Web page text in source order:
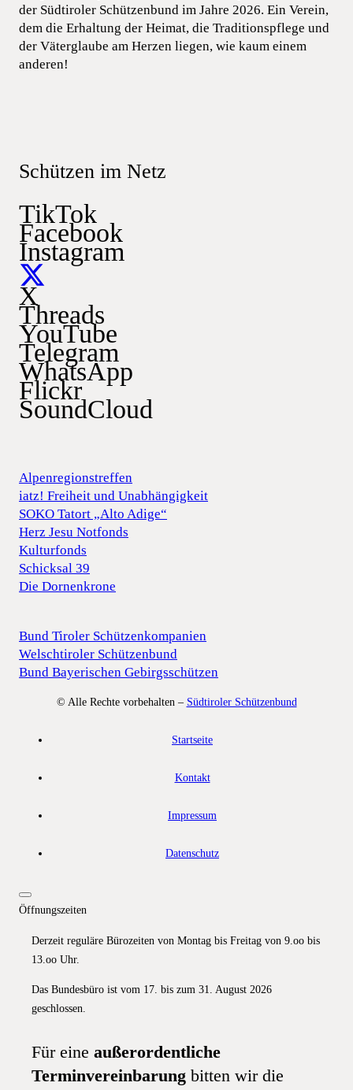
der Südtiroler Schützenbund im Jahre 2026. Ein Verein,
dem die Erhaltung der Heimat, die Traditionspflege und
der Väterglaube am Herzen liegen, wie kaum einem
anderen!
Schützen im Netz
TikTok
Facebook
Instagram
X
Threads
YouTube
Telegram
WhatsApp
Flickr
SoundCloud
Alpenregionstreffen
iatz! Freiheit und Unabhängigkeit
SOKO Tatort „Alto Adige“
Herz Jesu Notfonds
Kulturfonds
Schicksal 39
Die Dornenkrone
Bund Tiroler Schützenkompanien
Welschtiroler Schützenbund
Bund Bayerischen Gebirgsschützen
© Alle Rechte vorbehalten – Südtiroler Schützenbund
Startseite
Kontakt
Impressum
Datenschutz
Öffnungszeiten
Derzeit reguläre Bürozeiten von Montag bis Freitag von 9.oo bis
13.oo Uhr.
Das Bundesbüro ist vom 17. bis zum 31. August 2026
geschlossen.
Für eine außerordentliche
Terminvereinbarung bitten wir die